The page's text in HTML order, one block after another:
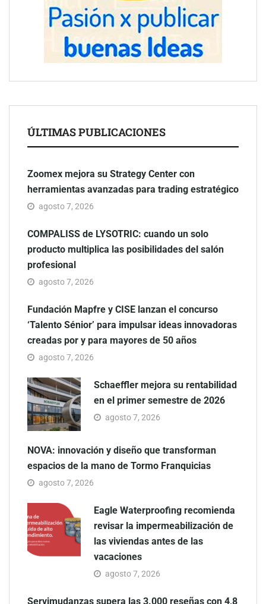
ÚLTIMAS PUBLICACIONES
Zoomex mejora su Strategy Center con
herramientas avanzadas para trading estratégico
agosto 7, 2026
COMPALISS de LYSOTRIC: cuando un solo
producto multiplica las posibilidades del salón
profesional
agosto 7, 2026
Fundación Mapfre y CISE lanzan el concurso
‘Talento Sénior’ para impulsar ideas innovadoras
creadas por y para mayores de 50 años
agosto 7, 2026
Schaeffler mejora su rentabilidad
en el primer semestre de 2026
agosto 7, 2026
NOVA: innovación y diseño que transforman
espacios de la mano de Tormo Franquicias
agosto 7, 2026
Eagle Waterproofing recomienda
revisar la impermeabilización de
las viviendas antes de las
vacaciones
agosto 7, 2026
Servimudanzas supera las 3.000 reseñas con 4,8